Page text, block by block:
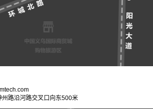
路沿河路交叉口向东500米